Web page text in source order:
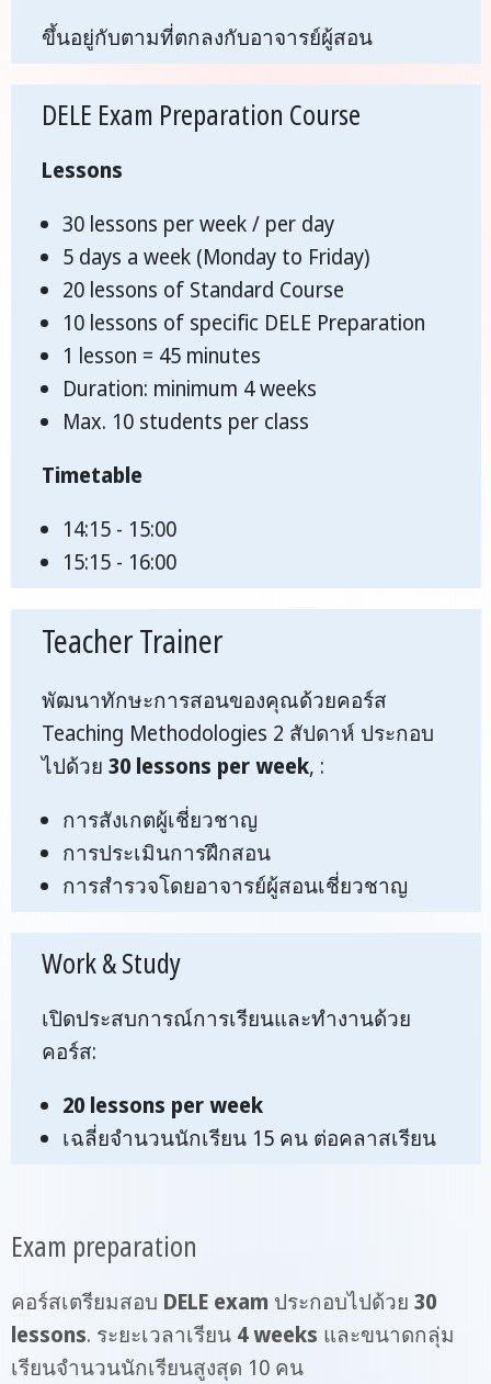
ขึ้นอยู่กับตามที่ตกลงกับอาจารย์ผู้สอน
DELE Exam Preparation Course
Lessons
30 lessons per week / per day
5 days a week (Monday to Friday)
20 lessons of Standard Course
10 lessons of specific DELE Preparation
1 lesson = 45 minutes
Duration: minimum 4 weeks
Max. 10 students per class
Timetable
14:15 - 15:00
15:15 - 16:00
Teacher Trainer
พัฒนาทักษะการสอนของคุณด้วยคอร์ส
Teaching Methodologies 2 สัปดาห์ ประกอบ
ไปด้วย 30 lessons per week, :
การสังเกตผู้เชี่ยวชาญ
การประเมินการฝึกสอน
การสำรวจโดยอาจารย์ผู้สอนเชี่ยวชาญ
Work & Study
เปิดประสบการณ์การเรียนและทำงานด้วย
คอร์ส:
20 lessons per week
เฉลี่ยจำนวนนักเรียน 15 คน ต่อคลาสเรียน
Exam preparation
คอร์สเตรียมสอบ DELE exam ประกอบไปด้วย 30
lessons. ระยะเวลาเรียน 4 weeks และขนาดกลุ่ม
เรียนจำนวนนักเรียนสูงสุด 10 คน